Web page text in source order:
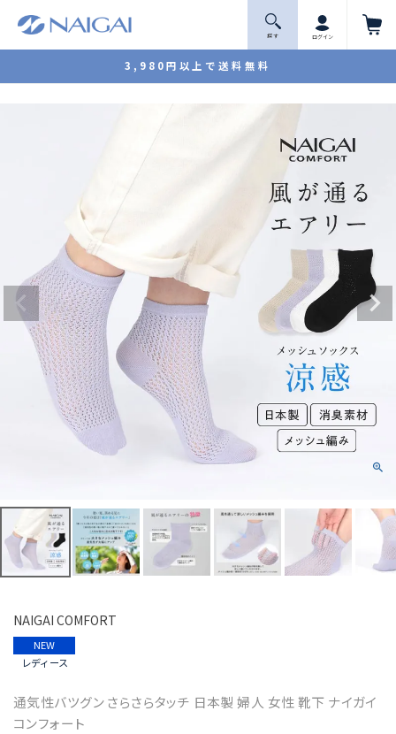
3,980円以上で送料無料
探 す ログイン
NAIGAI COMFORT
NEW
レディース
通気性バツグン さらさらタッチ 日本製 婦人 女性 靴下 ナイガイ
コンフォート